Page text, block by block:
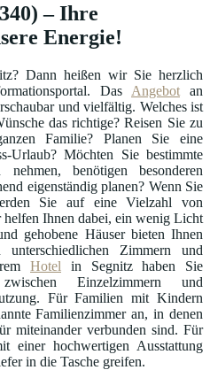
– Ihre
Energie!
Dann heißen wir Sie herzlich
Das Angebot an
und vielfältig. Welches ist
das richtige? Reisen Sie zu
Familie? Planen Sie eine
Urlaub? Möchten Sie bestimmte
benötigen besonderen
eigenständig planen? Wenn Sie
Sie auf eine Vielzahl von
Ihnen dabei, ein wenig Licht
gehobene Häuser bieten Ihnen
Zimmern und
Hotel in Segnitz haben Sie
Einzelzimmern und
Für Familien mit Kindern
Familienzimmer an, in denen
miteinander verbunden sind. Für
einer hochwertigen Ausstattung
in die Tasche greifen.